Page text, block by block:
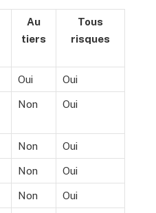
Au
tiers
Tous
risques
Oui Oui
Non Oui
Non Oui
Non Oui
Non Oui